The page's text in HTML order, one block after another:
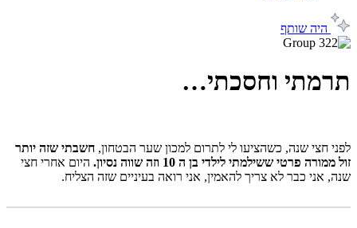
היה שותף
תרמתי וחסכתי…
לפני חצי שנה, כשהציעו לי לתרום למכון שער הבטחון, חשבתי שזה יותר
זול ממורה פרטי ששילמתי לילדי בן ה 10 וזה שווה נסיון.
היום אחרי חצי
שנה, אני כבר לא צריך להאמין, אני רואה בעיניים שזה הצליח.